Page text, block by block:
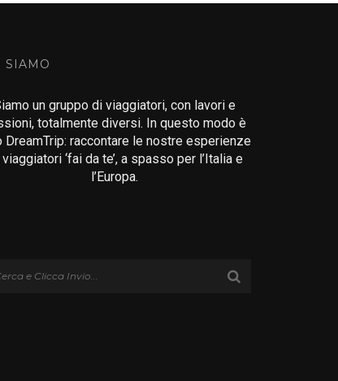
SIAMO
un gruppo di viaggiatori, con lavori e
totalmente diversi. In questo modo è
DreamTrip: raccontare le nostre esperienze
‘fai da te’, a spasso per l’Italia e
l’Europa.